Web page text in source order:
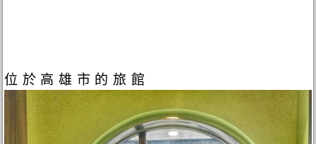
位於高雄市的旅館